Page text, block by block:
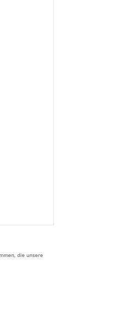
die unsere